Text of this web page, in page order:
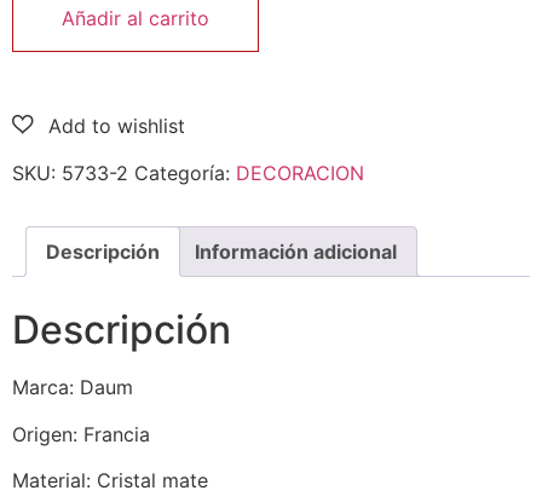
Añadir al carrito
SKU: 5733-2 Categoría: DECORACION
Descripción Información adicional
Descripción
Marca: Daum
Origen: Francia
Material: Cristal mate